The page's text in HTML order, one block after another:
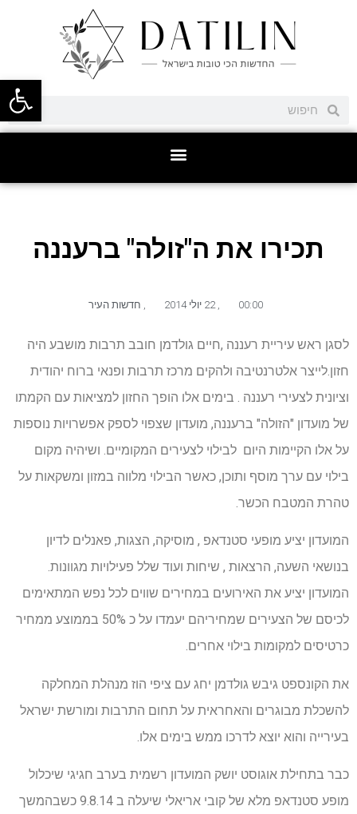
פתח
תכירו את ה"זולה" ברעננה
00:00
, 22 יולי 2014 , חדשות העיר
לסגן ראש עיריית רעננה ,חיים גולדמן חובב תרבות מושבע היה
חזון.לייצר אלטרנטיבה ולהקים מרכז תרבות ופנאי ברוח יהודית
וציונית לצעירי רעננה . בימים אלו הופך החזון למציאות עם הקמתו
של מועדון "הזולה" ברעננה, מועדון שצפוי לספק אפשרויות נוספות
על אלו הקיימות היום לבילוי לצעירים המקומיים. ושיהיה מקום
בילוי עם ערך מוסף ותוכן, כאשר הבילוי מלווה במזון ומשקאות על
טהרת המטבח הכשר.
המועדון יציע מופעי סטנדאפ , מוסיקה, הצגות, פאנלים לדיון
בנושאי השעה, הרצאות , שיחות ועוד שלל פעילויות מגוונות.
המועדון יציע את האירועים במחירים שווים לכל נפש המתאימים
לכיסם של הצעירים שמחיריהם יעמדו על כ 50% בממוצע ממחיר
כרטיסים למקומות בילוי אחרים.
את הקונספט גיבש גולדמן יחג עם ציפי הוז מנהלת המחלקה
להשכלת מבוגרים והאחראית על תחום התרבות ומורשת ישראל
בעירייה והוא יוצא לדרכו ממש בימים אלו.
כבר בתחילת אוגוסט יושק המועדון רשמית בערב חגיגי שיכלול
מופע סטנדאפ מלא של קובי אריאלי שיעלה ב 9.8.14 כשבהמשך